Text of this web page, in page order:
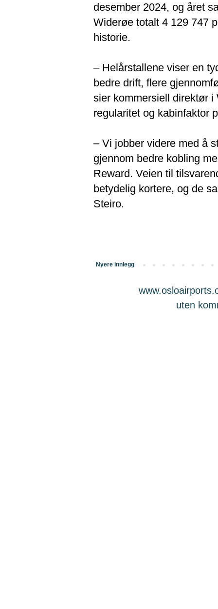
desember 2024, og året
Widerøe totalt 4 129 747
historie.
– Helårstallene viser en
bedre drift, flere
sier kommersiell direktør
regularitet og kabinfaktor
– Vi jobber videre med å
gjennom bedre kobling
Reward. Veien til
betydelig kortere, og de
Steiro.
Nyere innlegg
uten